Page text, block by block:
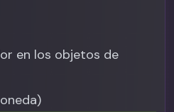
en los objetos de